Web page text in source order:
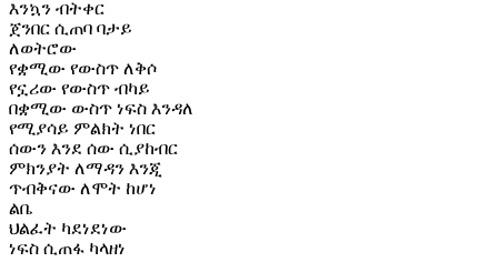
እንኳን ብትቀር
ጀንበር ሲጠባ ባታይ
ለወትሮው
የቋሚው የውስጥ ለቅሶ
የኗሪው የውስጥ ብካይ
በቋሚው ውስጥ ነፍስ እንዳለ
የሚያሳይ ምልክት ነበር
ሰውን እንደ ሰው ሲያከብር
ምክንያት ለማዳን እንጂ
ጥብቅናው ለሞት ከሆነ
ልቤ
ህልፈት ካደነደነው
ነፍስ ሲጠፋ ካላዘነ